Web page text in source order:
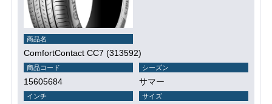
商品名
ComfortContact CC7 (313592)
商品コード
15605684
シーズン
サマー
インチ サイズ